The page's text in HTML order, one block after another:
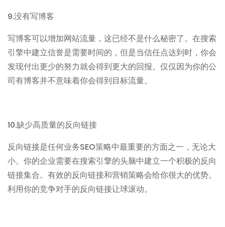
9.没有写博客
写博客可以增加网站流量，这已经不是什么秘密了。在搜索
引擎中建立信誉是需要时间的，但是当信任点达到时，你会
发现付出更少的努力就会得到更大的回报。仅仅因为你的公
司有博客并不意味着你会得到目标流量。
10.缺少高质量的反向链接
反向链接是任何业务SEO策略中最重要的方面之一，无论大
小。你的企业需要在搜索引擎的头脑中建立一个积极的反向
链接集合。有效的反向链接和营销策略会给你很大的优势。
利用你的竞争对手的反向链接让球滚动。